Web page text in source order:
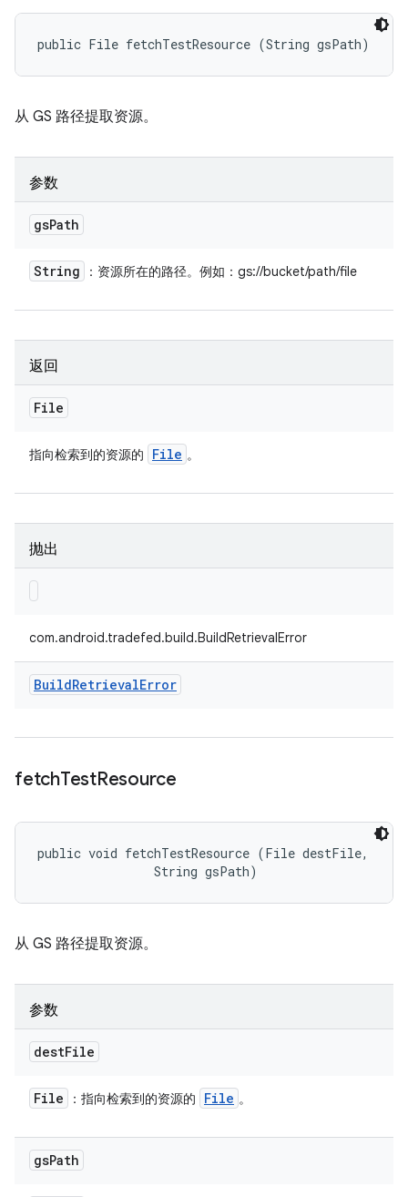
public File fetchTestResource (String gsPath)
从 GS 路径提取资源。
参数
gsPath
String ：资源所在的路径。例如：gs://bucket/path/file
返回
File
指向检索到的资源的 File 。
抛出
com.android.tradefed.build.BuildRetrievalError
BuildRetrievalError
fetchTestResource
public void fetchTestResource (File destFile,
                String gsPath)
从 GS 路径提取资源。
参数
destFile
File ：指向检索到的资源的 File 。
gsPath